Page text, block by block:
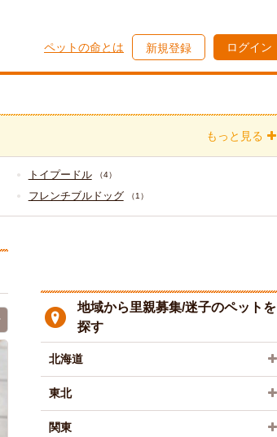
ペットの命とは 新規登録 ログイン
トイプードル （4）
フレンチブルドッグ （1）
もっと見る
地域から里親募集/迷子のペットを
探す
北海道
東北
関東